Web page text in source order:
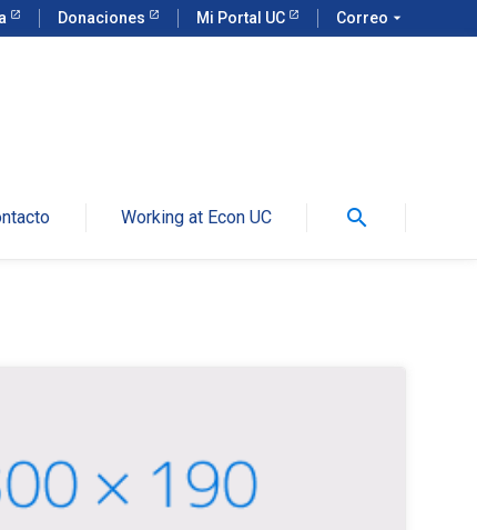
Donaciones Mi Portal UC Correo arrow_drop_down
Working at Econ UC search